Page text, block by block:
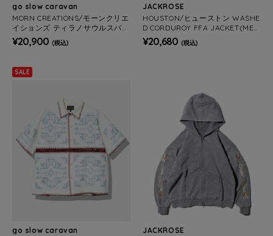
go slow caravan
MORN CREATIONS/モーンクリエ
イションズ ティラノサウルスバッ
クパック S 12L
¥20,900 (税込)
JACKROSE
HOUSTON/ヒューストン WASHE
D CORDUROY FFA JACKET(MEN
S)
¥20,680 (税込)
SALE
go slow caravan
JACKROSE